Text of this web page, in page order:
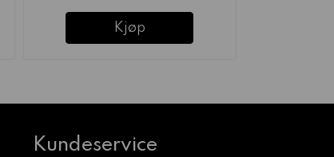
Kjøp
Kundeservice